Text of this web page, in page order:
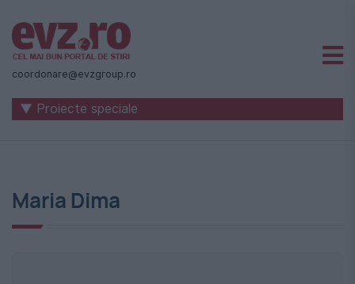
Știri
naționale
internaționale
-
Evenimentul
coordonare@evzgroup.ro
▼ Proiecte speciale
Maria Dima